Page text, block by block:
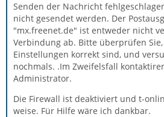
Senden der Nachricht
nicht gesendet werden. Der
"mx.freenet.de" ist entweder nicht
Verbindung ab. Bitte überprüfen Sie,
Einstellungen korrekt sind, und
nochmals. .Im Zweifelsfall
Administrator.
Die Firewall ist deaktiviert und t-
weise. Für Hilfe wäre ich dankbar.